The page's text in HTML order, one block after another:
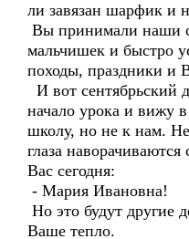
ли завязан шарфик и
Вы принимали наши
мальчишек и быстро
походы, праздники и
И вот сентябрьский
начало урока и вижу
школу, но не к нам.
глаза
Вас сегодня:
- Мария Ивановна!
Но это будут другие
Ваше тепло.